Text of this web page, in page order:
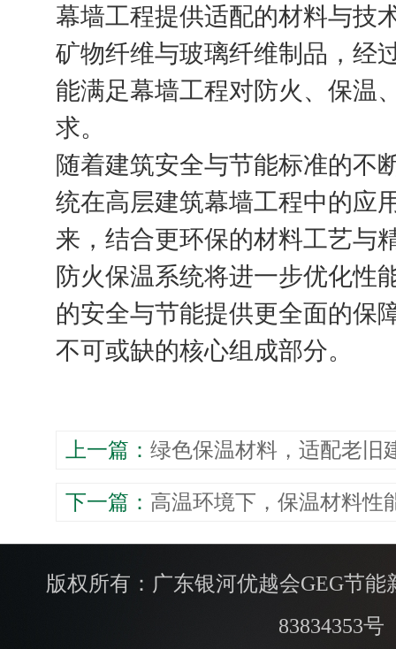
幕墙工程提供适配的材料与技
矿物纤维与玻璃纤维制品，经
能满足幕墙工程对防火、保温
求。
随着建筑安全与节能标准的不
统在高层建筑幕墙工程中的应
来，结合更环保的材料工艺与
防火保温系统将进一步优化性
的安全与节能提供更全面的保
不可或缺的核心组成部分。
上一篇： 绿色保温材料，适配老旧
下一篇： 高温环境下，保温材料性
版权所有：广东银河优越会GEG节能
83834353号